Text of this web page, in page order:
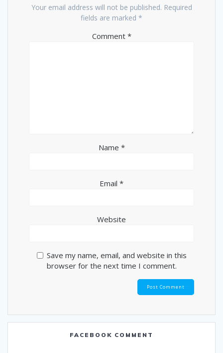
Your email address will not be published. Required
fields are marked *
Comment *
Name *
Email *
Website
Save my name, email, and website in this
browser for the next time I comment.
FACEBOOK COMMENT